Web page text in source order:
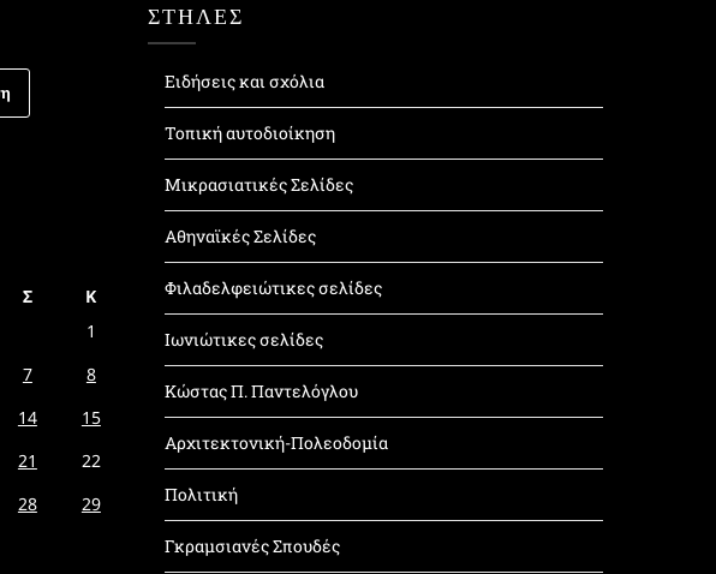
Σ
Κ
1
7
8
14
15
21
22
28
29
ΣΤΗΛΕΣ
Ειδήσεις και σχόλια
Τοπική αυτοδιοίκηση
Μικρασιατικές Σελίδες
Αθηναϊκές Σελίδες
Φιλαδελφειώτικες σελίδες
Ιωνιώτικες σελίδες
Κώστας Π. Παντελόγλου
Αρχιτεκτονική-Πολεοδομία
Πολιτική
Γκραμσιανές Σπουδές